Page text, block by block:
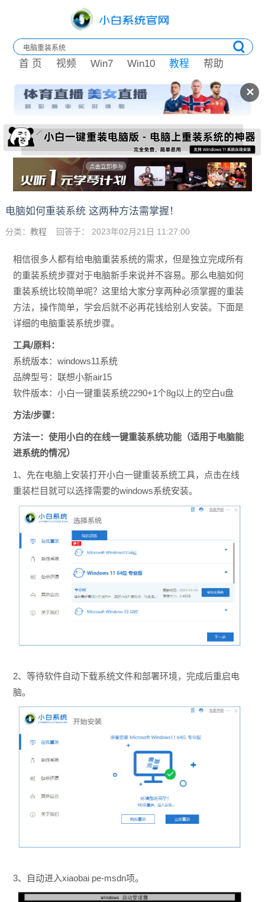
✕
首 页 视频 Win7 Win10 教程 帮助
电脑如何重装系统 这两种方法需掌握！
分类： 教程 回答于： 2023年02月21日 11:27:00
相信很多人都有给电脑重装系统的需求，但是独立完成所有
的重装系统步骤对于电脑新手来说并不容易。那么 电脑如何
重装系统比较简单呢？这里给大家分享两种必须掌握的重装
方法，操作简单，学会后就不必再花钱给别人安装。下面是
详细的电脑重装系统步骤。
工具/原料：
系统版本：windows11系统
品牌型号：联想小新air15
软件版本：小白一键重装系统2290+1个8g以上的空白u盘
方法/步骤：
方法一：使用小白的在线一键重装系统功能（适用于电脑能
进系统的情况）
1、先在电脑上安装打开小白一键重装系统工具，点击在线
重装栏目就可以选择需要的windows系统安装。
2、等待软件自动下载系统文件和部署环境，完成后重启电
脑。
3、自动进入xiaobai pe-msdn项。